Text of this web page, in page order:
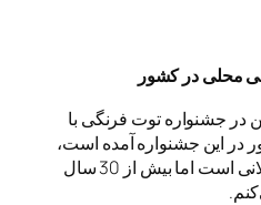
محلی در کشور
در جشنواره توت فرنگی با
در این جشنواره آمده است،
اظهار داشت: اصلیت من گیلانی است اما بیش از 30 سال